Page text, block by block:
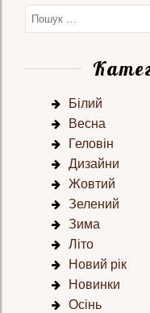
Білий
Весна
Геловін
Дизайни
Жовтий
Зелений
Зима
Літо
Новий рік
Новинки
Осінь